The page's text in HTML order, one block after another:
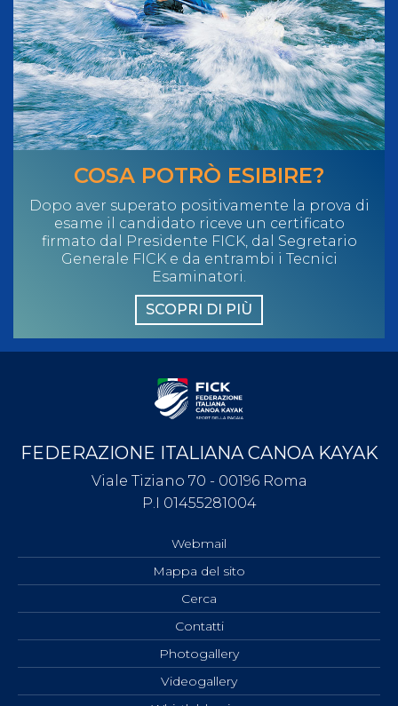
COSA POTRÒ ESIBIRE?
Dopo aver superato positivamente la prova di
esame il candidato riceve un certificato
firmato dal Presidente FICK, dal Segretario
Generale FICK e da entrambi i Tecnici
Esaminatori.
SCOPRI DI PIÙ
FEDERAZIONE ITALIANA CANOA KAYAK
Viale Tiziano 70 - 00196 Roma
P.I 01455281004
Webmail
Mappa del sito
Cerca
Contatti
Photogallery
Videogallery